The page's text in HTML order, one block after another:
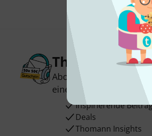
Thomann
Abonniere den
einen von
50
Inspirierende
Deals
Thomann Insights